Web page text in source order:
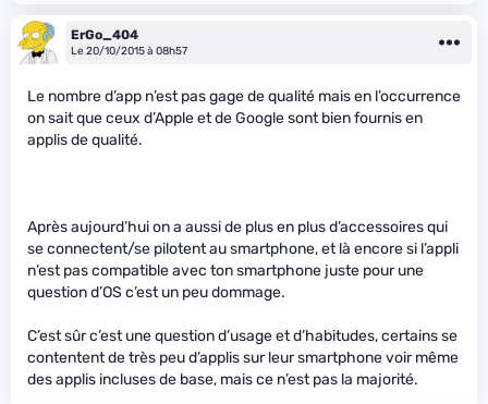
ErGo_404
Le 20/10/2015 à 08h57
Le nombre d’app n’est pas gage de qualité mais en l’occurrence
on sait que ceux d’Apple et de Google sont bien fournis en
applis de qualité.
Après aujourd’hui on a aussi de plus en plus d’accessoires qui
se connectent/se pilotent au smartphone, et là encore si l’appli
n’est pas compatible avec ton smartphone juste pour une
question d’OS c’est un peu dommage.
C’est sûr c’est une question d’usage et d’habitudes, certains se
contentent de très peu d’applis sur leur smartphone voir même
des applis incluses de base, mais ce n’est pas la majorité.